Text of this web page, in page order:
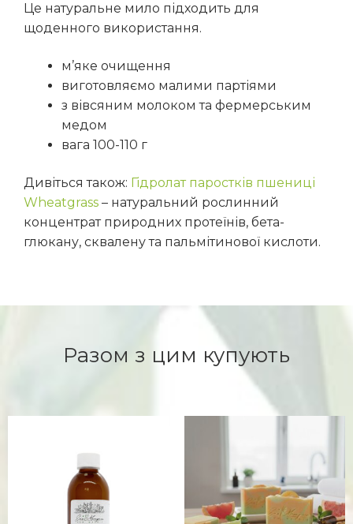
Це натуральне мило підходить для
щоденного використання.
м’яке очищення
виготовляємо малими партіями
з вівсяним молоком та фермерським
медом
вага 100-110 г
Дивіться також: Гідролат паростків пшениці
Wheatgrass – натуральний рослинний
концентрат природних протеїнів, бета-
глюкану, сквалену та пальмітинової кислоти.
Разом з цим купують